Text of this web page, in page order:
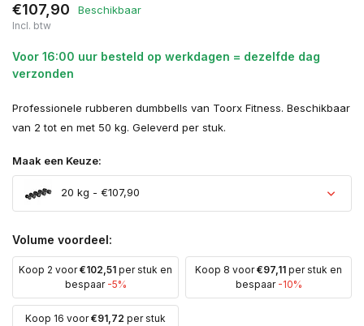
€107,90 Beschikbaar
Incl. btw
Voor 16:00 uur besteld op werkdagen = dezelfde dag
verzonden
Professionele rubberen dumbbells van Toorx Fitness. Beschikbaar
van 2 tot en met 50 kg. Geleverd per stuk.
Maak een Keuze:
20 kg - €107,90
Uitverkocht
Volume voordeel:
Koop 2 voor€102,51 per stuk en
bespaar -5%
Koop 8 voor€97,11 per stuk en
bespaar -10%
Koop 16 voor€91,72 per stuk